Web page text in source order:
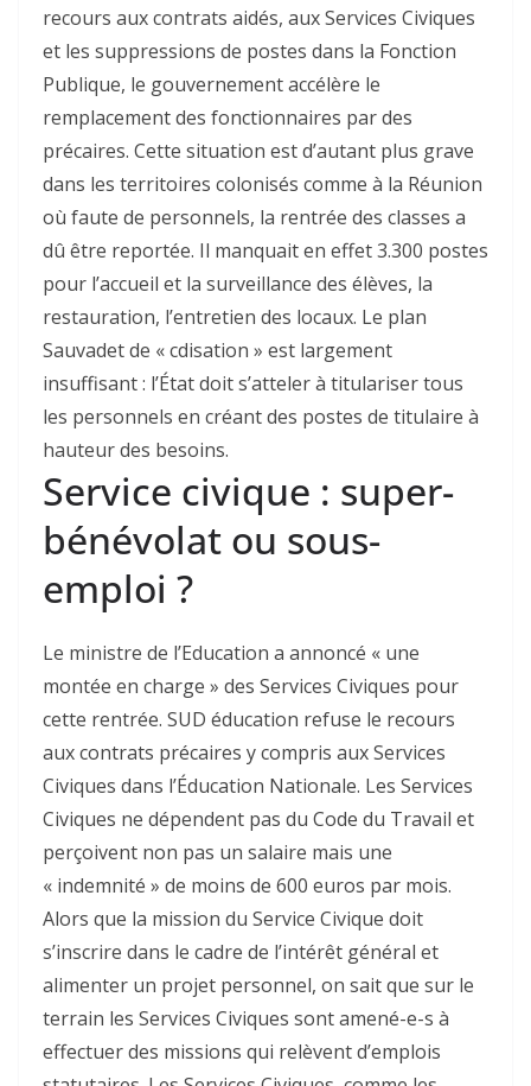
recours aux contrats aidés, aux Services Civiques
et les suppressions de postes dans la Fonction
Publique, le gouvernement accélère le
remplacement des fonctionnaires par des
précaires. Cette situation est d’autant plus grave
dans les territoires colonisés comme à la Réunion
où faute de personnels, la rentrée des classes a
dû être reportée. Il manquait en effet 3.300 postes
pour l’accueil et la surveillance des élèves, la
restauration, l’entretien des locaux. Le plan
Sauvadet de « cdisation » est largement
insuffisant : l’État doit s’atteler à titulariser tous
les personnels en créant des postes de titulaire à
hauteur des besoins.
Service civique : super-
bénévolat ou sous-
emploi ?
Le ministre de l’Education a annoncé « une
montée en charge » des Services Civiques pour
cette rentrée. SUD éducation refuse le recours
aux contrats précaires y compris aux Services
Civiques dans l’Éducation Nationale. Les Services
Civiques ne dépendent pas du Code du Travail et
perçoivent non pas un salaire mais une
« indemnité » de moins de 600 euros par mois.
Alors que la mission du Service Civique doit
s’inscrire dans le cadre de l’intérêt général et
alimenter un projet personnel, on sait que sur le
terrain les Services Civiques sont amené-e-s à
effectuer des missions qui relèvent d’emplois